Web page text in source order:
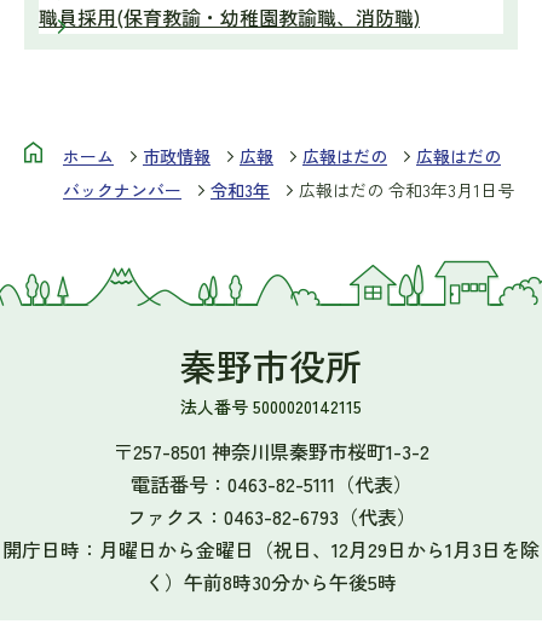
職員採用(保育教諭・幼稚園教諭職、消防職)
ホーム 市政情報 広報 広報はだの
広報はだの
バックナンバー
令和3年 広報はだの 令和3年3月1日号
秦野市役所
法人番号 5000020142115
〒257-8501 神奈川県秦野市桜町1-3-2
電話番号： 0463-82-5111 （代表）
ファクス： 0463-82-6793 （代表）
開庁日時：月曜日から金曜日（祝日、12月29日から1月3日を除
く）午前8時30分から午後5時